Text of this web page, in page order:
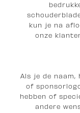
kun je na
onze
Als je de
of
hebben of
andere